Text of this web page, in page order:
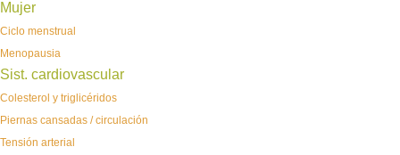
Mujer
Ciclo menstrual
Menopausia
Sist. cardiovascular
Colesterol y triglicéridos
Piernas cansadas / circulación
Tensión arterial